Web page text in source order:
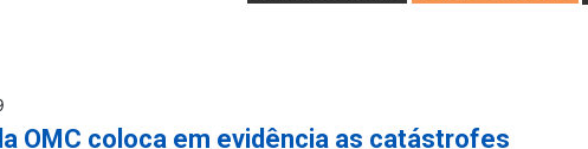
OMC coloca em evidência as catástrofes